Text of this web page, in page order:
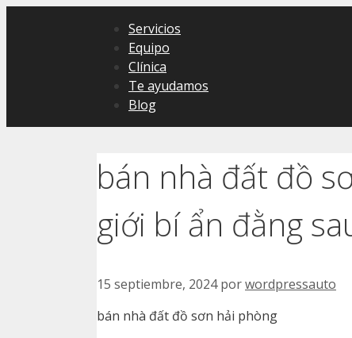
Servicios
Equipo
Clínica
Te ayudamos
Blog
bán nhà đất đồ
giới bí ẩn đằng
15 septiembre, 2024 porwordpressauto
bán nhà đất đồ sơn hải phòng